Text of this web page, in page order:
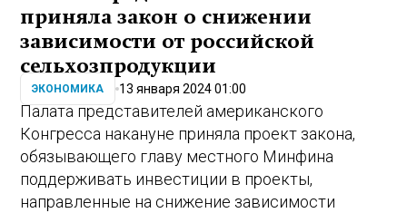
приняла закон о снижении
зависимости от российской
сельхозпродукции
ЭКОНОМИКА 13 января 2024 01:00
Палата представителей американского
Конгресса накануне приняла проект закона,
обязывающего главу местного Минфина
поддерживать инвестиции в проекты,
направленные на снижение зависимости